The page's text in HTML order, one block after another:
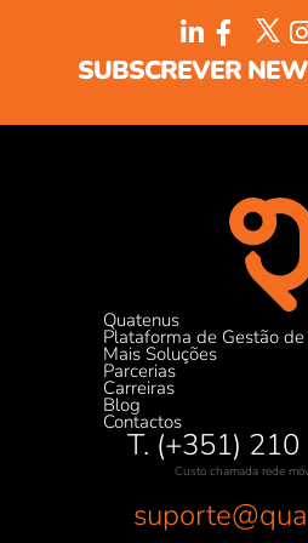
SUBSCREVER
Quatenus
Plataforma de Gestão
Mais Soluções
Parcerias
Carreiras
Blog
Contactos
T. (+351)
Custo chamada rede